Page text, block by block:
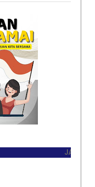
JADILAH